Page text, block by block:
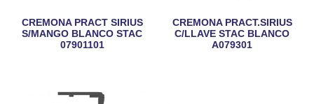
CREMONA PRACT SIRIUS
S/MANGO BLANCO STAC
07901101
CREMONA PRACT.SIRIUS
C/LLAVE STAC BLANCO
A079301